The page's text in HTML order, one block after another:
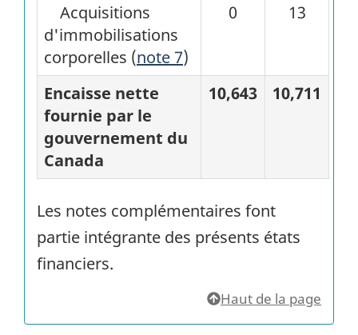
Acquisitions
d'immobilisations
corporelles (note 7)
0 13
Encaisse nette
fournie par le
gouvernement du
Canada
10,643 10,711
Les notes complémentaires font
partie intégrante des présents états
financiers.
Haut de la page